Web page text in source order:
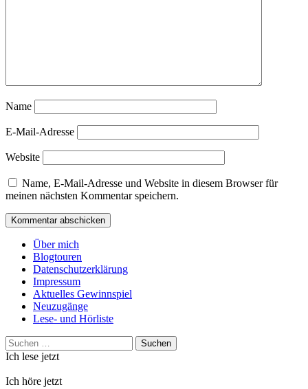
Name
E-Mail-Adresse
Website
Name, E-Mail-Adresse und Website in diesem Browser für
meinen nächsten Kommentar speichern.
Über mich
Blogtouren
Datenschutzerklärung
Impressum
Aktuelles Gewinnspiel
Neuzugänge
Lese- und Hörliste
Suchen
nach:
Ich lese jetzt
Ich höre jetzt